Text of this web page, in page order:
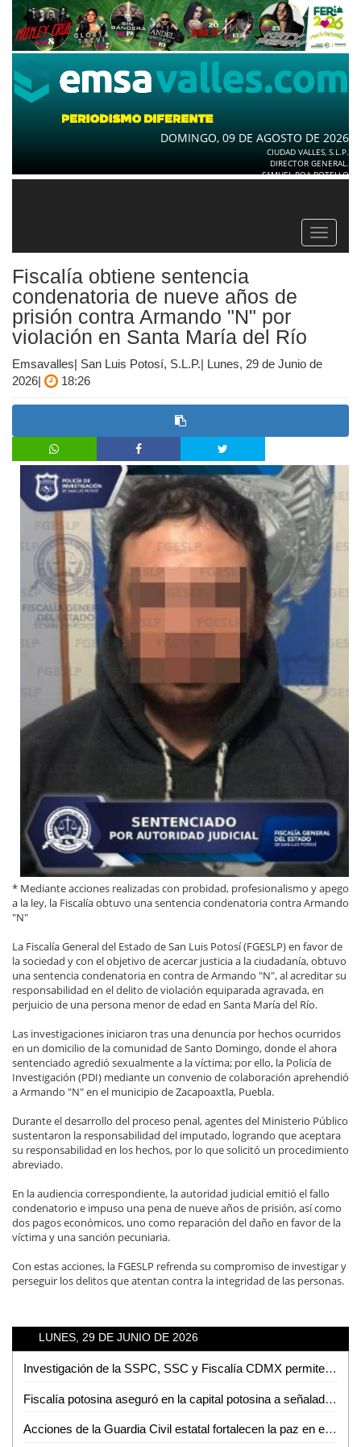
DOMINGO, 09 DE AGOSTO DE 2026
CIUDAD VALLES, S.L.P.
DIRECTOR GENERAL.
SAMUEL ROA BOTELLO
Toggle
Fiscalía obtiene sentencia
condenatoria de nueve años de
prisión contra Armando "N" por
violación en Santa María del Río
Emsavalles| San Luis Potosí, S.L.P.| Lunes, 29 de Junio de
2026|
18:26
* Mediante acciones realizadas con probidad, profesionalismo y apego
a la ley, la Fiscalía obtuvo una sentencia condenatoria contra Armando
"N"
La Fiscalía General del Estado de San Luis Potosí (FGESLP) en favor de
la sociedad y con el objetivo de acercar justicia a la ciudadanía, obtuvo
una sentencia condenatoria en contra de Armando "N", al acreditar su
responsabilidad en el delito de violación equiparada agravada, en
perjuicio de una persona menor de edad en Santa María del Río.
Las investigaciones iniciaron tras una denuncia por hechos ocurridos
en un domicilio de la comunidad de Santo Domingo, donde el ahora
sentenciado agredió sexualmente a la víctima; por ello, la Policía de
Investigación (PDI) mediante un convenio de colaboración aprehendió
a Armando "N" en el municipio de Zacapoaxtla, Puebla.
Durante el desarrollo del proceso penal, agentes del Ministerio Público
sustentaron la responsabilidad del imputado, logrando que aceptara
su responsabilidad en los hechos, por lo que solicitó un procedimiento
abreviado.
En la audiencia correspondiente, la autoridad judicial emitió el fallo
condenatorio e impuso una pena de nueve años de prisión, así como
dos pagos económicos, uno como reparación del daño en favor de la
víctima y una sanción pecuniaria.
Con estas acciones, la FGESLP refrenda su compromiso de investigar y
perseguir los delitos que atentan contra la integridad de las personas.
LUNES, 29 DE JUNIO DE 2026
Investigación de la SSPC, SSC y Fiscalía CDMX permite la detención de un hombre vinculado con el homicidio de dos servidores públicos
Fiscalía potosina aseguró en la capital potosina a señalado de homicidio
Acciones de la Guardia Civil estatal fortalecen la paz en el altiplano